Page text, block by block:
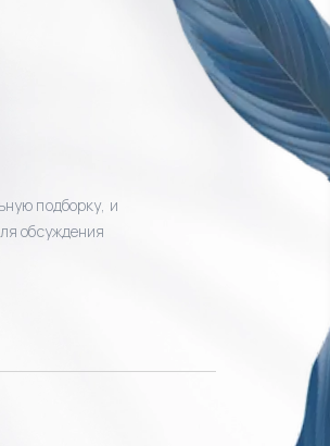
подборку, и
обсуждения